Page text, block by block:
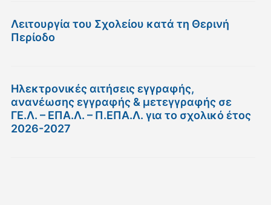
Λειτουργία του Σχολείου κατά τη Θερινή
Περίοδο
Ηλεκτρονικές αιτήσεις εγγραφής,
ανανέωσης εγγραφής & μετεγγραφής σε
ΓΕ.Λ. – ΕΠΑ.Λ. – Π.ΕΠΑ.Λ. για το σχολικό έτος
2026-2027